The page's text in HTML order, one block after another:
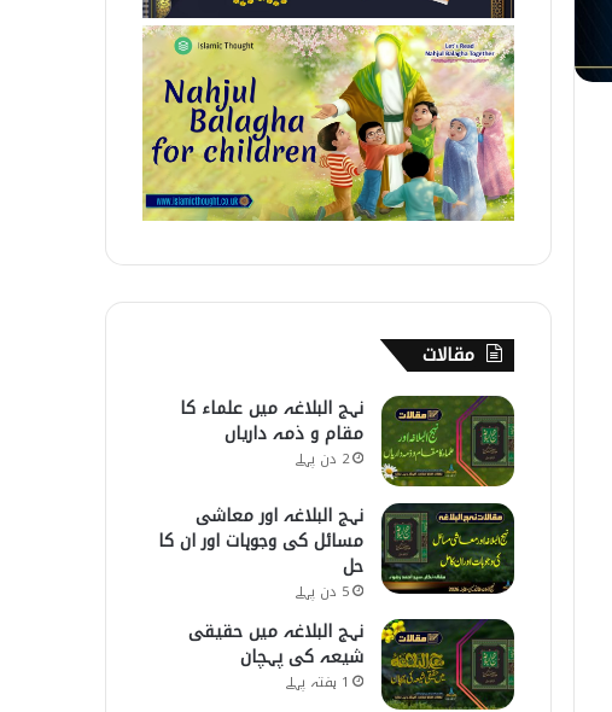
مقالات
نہج البلاغہ میں علماء کا
مقام و ذمہ داریاں
2 دن پہلے
نہج البلاغہ اور معاشی
مسائل کی وجوہات اور ان کا
حل
5 دن پہلے
نہج البلاغہ میں حقیقی
شیعہ کی پہچان
1 ہفتہ پہلے